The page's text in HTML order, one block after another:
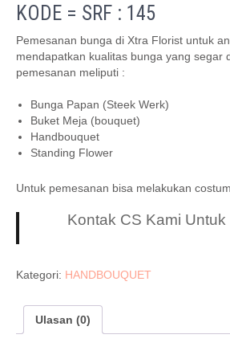
KODE = SRF : 145
Pemesanan bunga di Xtra Florist untuk
mendapatkan kualitas bunga yang segar
pemesanan meliputi :
Bunga Papan (Steek Werk)
Buket Meja (bouquet)
Handbouquet
Standing Flower
Untuk pemesanan bisa melakukan
Kontak CS Kami
Kategori: HANDBOUQUET
Ulasan (0)